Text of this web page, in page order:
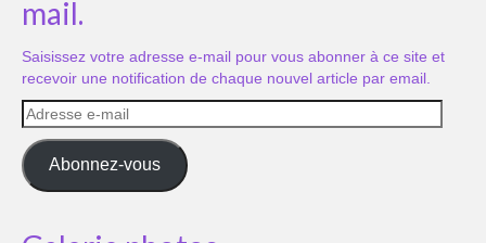
mail.
Saisissez votre adresse e-mail pour vous abonner à ce site et
recevoir une notification de chaque nouvel article par email.
Adresse
e-
mail
Abonnez-vous